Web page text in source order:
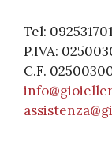
Tel: 092531701
P.IVA:
C.F.